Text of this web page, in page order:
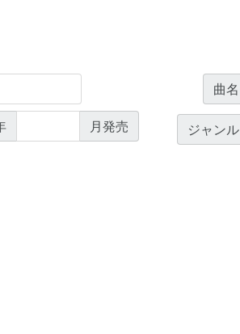
曲名
月発売 ジャンル